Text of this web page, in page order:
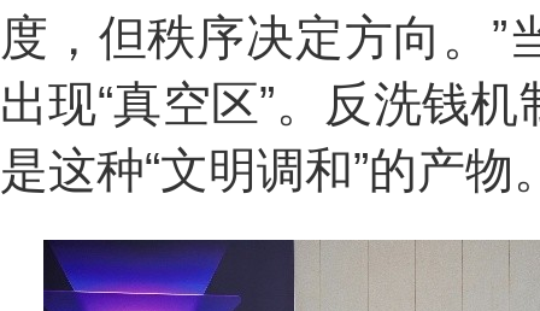
度，但秩序决定方向。
出现“真空区”。反洗钱
是这种“文明调和”的产物